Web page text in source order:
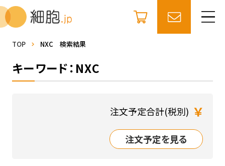
TOP NXC 検索結果
キーワード：NXC
注文予定合計(税別) ￥
注文予定を見る